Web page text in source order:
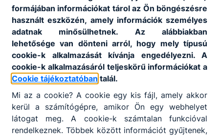
(Nyíregyházi SzC Széchenyi István Technikum
és Kollégium, Nyíregyháza)
Felkészítő tanár: Lévai Csilla
II. helyezett
„Marketing Mágusok”csapat: 1-1 db
POWERBANK
Versenyzők: Horváth Lili, Margittai Emma,
Rudolf Karina
(Nyíregyházi SzC Széchenyi István Technikum
és Kollégium, Nyíregyháza)
Felkészítő tanár: Huriné Verdes Timea
formájában információkat tárol az Ön böngészésre
használt eszközén, amely információk személyes
adatnak minősülhetnek. Az alábbiakban
lehetősége van dönteni arról, hogy mely típusú
cookie-k alkalmazását kívánja engedélyezni. A
cookie-k alkalmazásáról teljeskörű információkat a
Cookie tájékoztatóban talál.
Mi az a cookie? A cookie egy kis fájl, amely akkor
kerül a számítógépre, amikor Ön egy webhelyet
látogat meg. A cookie-k számtalan funkcióval
rendelkeznek. Többek között információt gyűjtenek,